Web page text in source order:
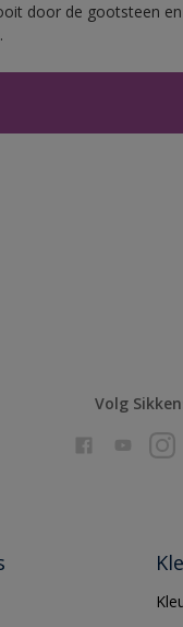
door de gootsteen
Volg